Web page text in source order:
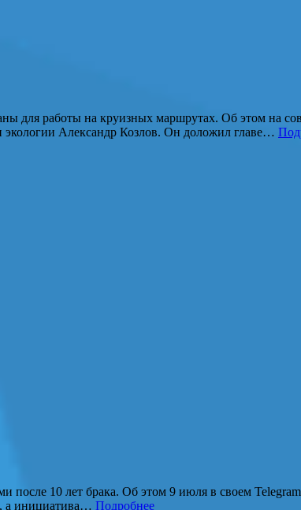
для работы на круизных маршрутах. Об этом на
Александр Козлов. Он доложил главе…
10 лет брака. Об этом 9 июля в своем
а инициатива… Подробнее